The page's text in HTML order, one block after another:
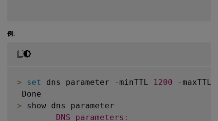
例:
> set dns parameter - minTTL 1200 - maxTTL
> show dns parameter
DNS
parameters :